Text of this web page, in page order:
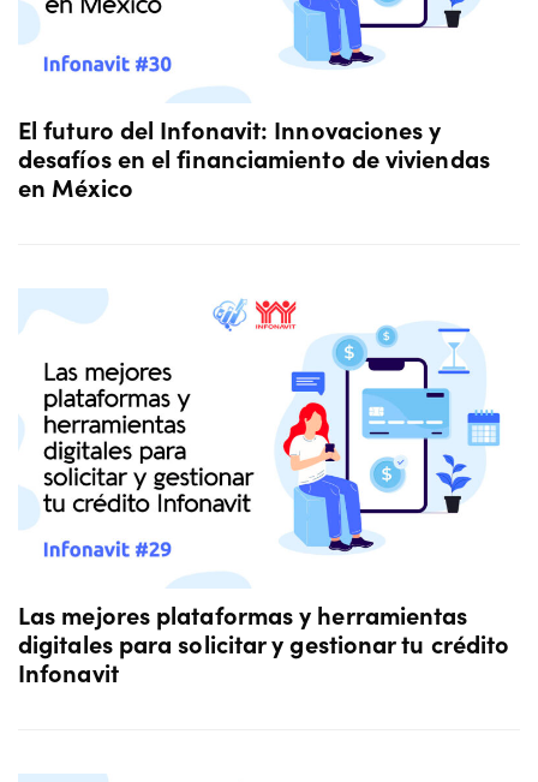
El futuro del Infonavit: Innovaciones y
desafíos en el financiamiento de viviendas
en México
Las mejores plataformas y herramientas
digitales para solicitar y gestionar tu crédito
Infonavit